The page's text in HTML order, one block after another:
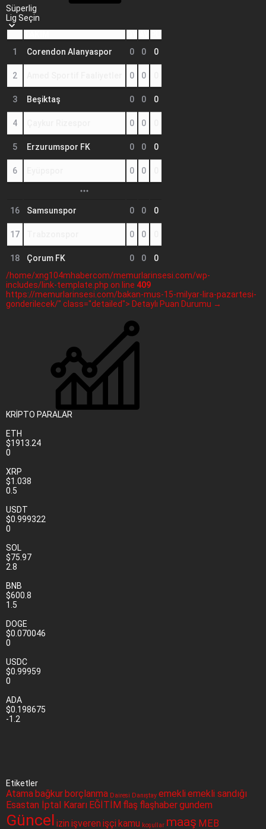
Süperlig
Lig Seçin
1
Corendon Alanyaspor 0 0 0
2 0 0
3 Beşiktaş 0 0 0
4 0 0
5 Erzurumspor FK 0 0 0
6 0 0
16 Samsunspor 0 0 0
17 0 0
18 Çorum FK 0 0
0
/home/xng104mhabercom/memurlarinsesi.com/wp-
includes/link-template.php on line 409
https://memurlarinsesi.com/bakan-mus-15-milyar-lira-pazartesi-
gonderilecek/" class="detailed"> Detaylı Puan Durumu →
KRİPTO PARALAR
ETH
$1913.24
0
XRP
$1.038
0.5
USDT
$0.999322
0
SOL
$75.97
2.8
BNB
$600.8
1.5
DOGE
$0.070046
0
USDC
$0.99959
0
ADA
$0.198675
-1.2
Etiketler
Atamabağkurborçlanma Dairesi Danıştay emekliemekli sandığı
Esastan İptal Kararı EĞİTİM flaş flaşhabergundem
Güncel izin işveren işçikamu koşullar maaş MEB